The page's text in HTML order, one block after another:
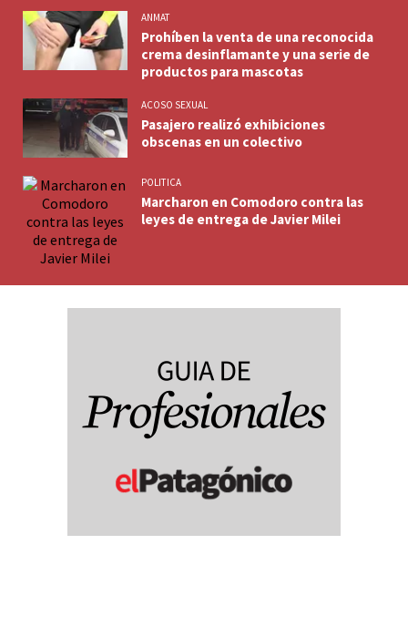
ANMAT
Prohíben la venta de una reconocida
crema desinflamante y una serie de
productos para mascotas
ACOSO SEXUAL
Pasajero realizó exhibiciones
obscenas en un colectivo
POLITICA
Marcharon en Comodoro contra las
leyes de entrega de Javier Milei